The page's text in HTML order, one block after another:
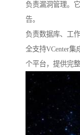
负责漏洞管理。
告。
负责数据库、工
全支持VCenter集
个平台，提供完